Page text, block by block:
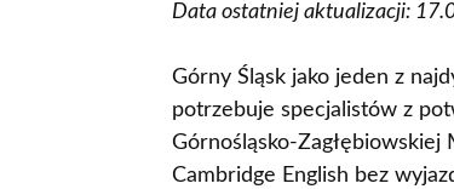
Data ostatniej aktualizacji:
Górny Śląsk jako jeden z
potrzebuje specjalistów z
Górnośląsko-
Cambridge English bez